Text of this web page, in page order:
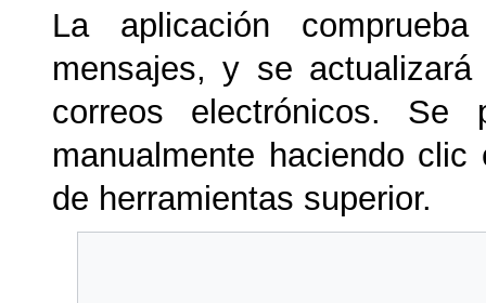
La aplicación
mensajes, y se
correos electrónicos. Se
manualmente haciendo
de herramientas superior.